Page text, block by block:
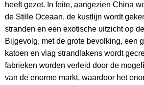
heeft gezet. In feite, aangezien China
de Stille Oceaan, de kustlijn wordt
stranden en een exotische uitzicht op
Bijgevolg, met de grote bevolking, een
katoen en vlag strandlakens wordt
fabrieken worden verleid door de
van de enorme markt, waardoor het